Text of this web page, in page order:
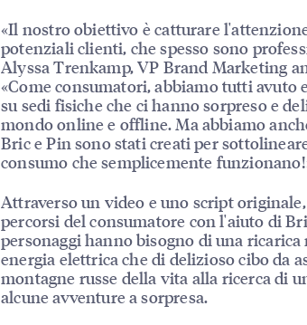
«Il nostro obiettivo è catturare
potenziali clienti, che spesso sono
Alyssa Trenkamp, VP Brand Marketing
«Come consumatori, abbiamo tutti avuto
su sedi fisiche che ci hanno sorpreso e
mondo online e offline. Ma abbiamo
Bric e Pin sono stati creati per
consumo che semplicemente
Attraverso un video e uno script
percorsi del consumatore con l'aiuto di
personaggi hanno bisogno di una
energia elettrica che di delizioso cibo da
montagne russe della vita alla ricerca di
alcune avventure a sorpresa.